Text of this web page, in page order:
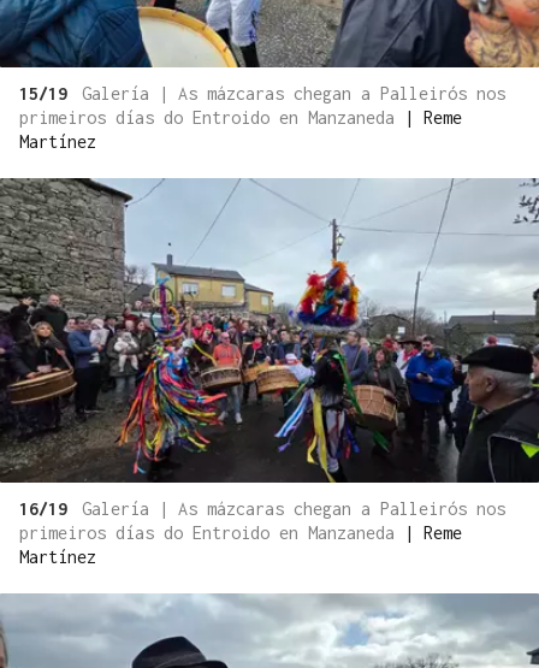
15/19
Galería | As mázcaras chegan a Palleirós nos
primeiros días do Entroido en Manzaneda
| Reme
Martínez
16/19
Galería | As mázcaras chegan a Palleirós nos
primeiros días do Entroido en Manzaneda
| Reme
Martínez